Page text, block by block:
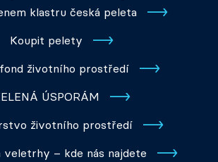
klastru česká peleta
Koupit pelety
životního prostředí
ÚSPORÁM
životního prostředí
– kde nás najdete